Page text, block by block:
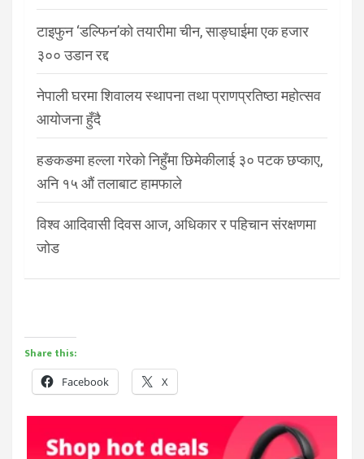
टाइफुन ‘डल्फिन’को तयारीमा चीन, साङ्घाईमा एक हजार
३०० उडान रद्द
नेपाली घरमा शिवालय स्थापना तथा प्राणप्रतिष्ठा महोत्सव
आयोजना हुँदै
हङकङमा हल्ला गरेको निहुँमा छिमेकीलाई ३० पटक छप्काए,
अनि १५ औं तलाबाट हामफाले
विश्व आदिवासी दिवस आज, अधिकार र पहिचान संरक्षणमा
जोड
Share this:
Facebook X